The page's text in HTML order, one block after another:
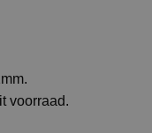
voorraad.